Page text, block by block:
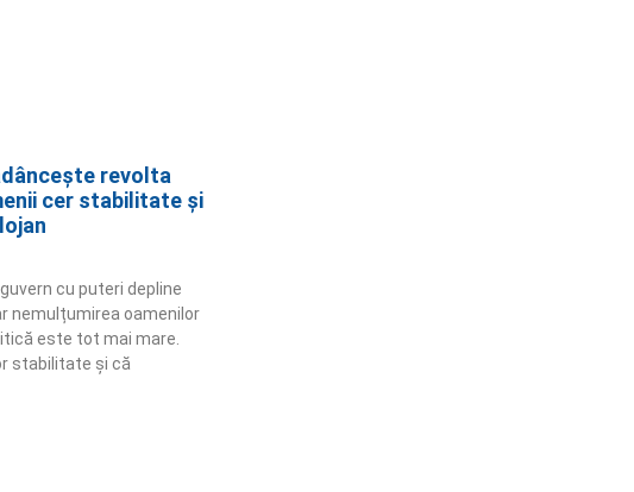
revolta
cer stabilitate și
cu puteri depline
nemulțumirea oamenilor
este tot mai mare.
stabilitate și că